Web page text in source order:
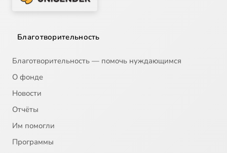
Благотворительность
Благотворительность — помочь нуждающимся
О фонде
Новости
Отчёты
Им помогли
Программы